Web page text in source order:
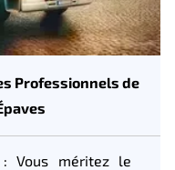
Professionnels de
: Vous méritez le